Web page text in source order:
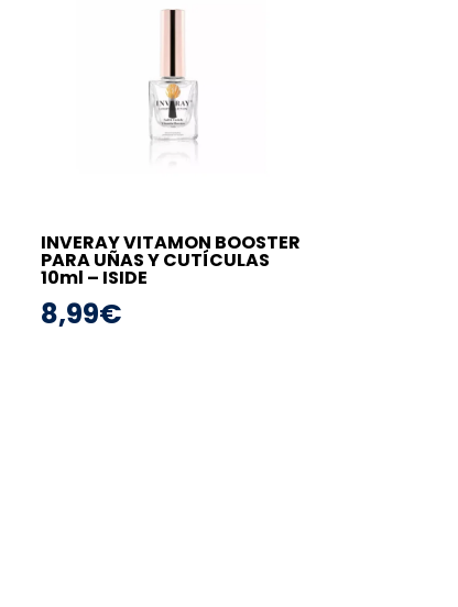
INVERAY VITAMON BOOSTER
PARA UÑAS Y CUTÍCULAS
10ml – ISIDE
8,99€